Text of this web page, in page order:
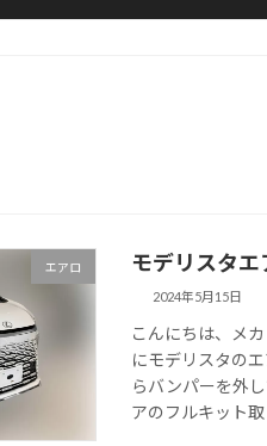
エアロ モデリスタ
2024年5月15日
こんにちは、メ
にモデリスタの
らバンパーを外
アのフルキット